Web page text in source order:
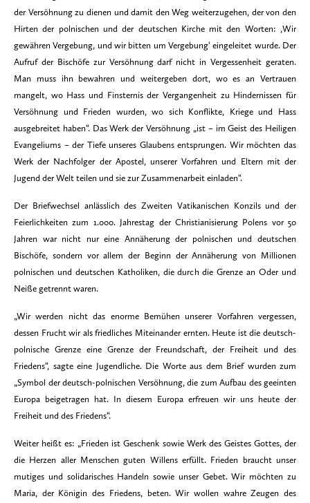
der Versöhnung zu dienen und damit den Weg weiterzugehen, der von den
Hirten der polnischen und der deutschen Kirche mit den Worten: ,Wir
gewähren Vergebung, und wir bitten um Vergebung‘ eingeleitet wurde. Der
Aufruf der Bischöfe zur Versöhnung darf nicht in Vergessenheit geraten.
Man muss ihn bewahren und weitergeben dort, wo es an Vertrauen
mangelt, wo Hass und Finsternis der Vergangenheit zu Hindernissen für
Versöhnung und Frieden wurden, wo sich Konflikte, Kriege und Hass
ausgebreitet haben“. Das Werk der Versöhnung „ist – im Geist des Heiligen
Evangeliums – der Tiefe unseres Glaubens entsprungen. Wir möchten das
Werk der Nachfolger der Apostel, unserer Vorfahren und Eltern mit der
Jugend der Welt teilen und sie zur Zusammenarbeit einladen“.
Der Briefwechsel anlässlich des Zweiten Vatikanischen Konzils und der
Feierlichkeiten zum 1.000. Jahrestag der Christianisierung Polens vor 50
Jahren war nicht nur eine Annäherung der polnischen und deutschen
Bischöfe, sondern vor allem der Beginn der Annäherung von Millionen
polnischen und deutschen Katholiken, die durch die Grenze an Oder und
Neiße getrennt waren.
„Wir werden nicht das enorme Bemühen unserer Vorfahren vergessen,
dessen Frucht wir als friedliches Miteinander ernten. Heute ist die deutsch-
polnische Grenze eine Grenze der Freundschaft, der Freiheit und des
Friedens“, sagte eine Jugendliche. Die Worte aus dem Brief wurden zum
„Symbol der deutsch-polnischen Versöhnung, die zum Aufbau des geeinten
Europa beigetragen hat. In diesem Europa erfreuen wir uns heute der
Freiheit und des Friedens“.
Weiter heißt es: „Frieden ist Geschenk sowie Werk des Geistes Gottes, der
die Herzen aller Menschen guten Willens erfüllt. Frieden braucht unser
mutiges und solidarisches Handeln sowie unser Gebet. Wir möchten zu
Maria, der Königin des Friedens, beten. Wir wollen wahre Zeugen des